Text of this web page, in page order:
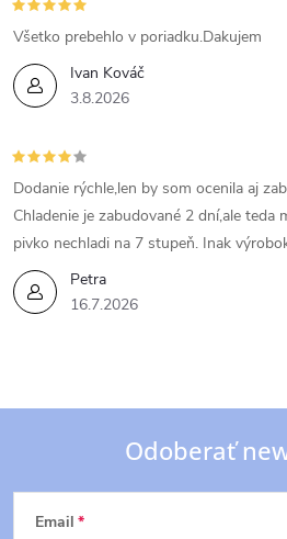
Ivan Kováč
3.8.2026
Všetko prebehlo v poriadku.Dakujem
Petra
16.7.2026
Dodanie rýchle,len by som ocenila aj
Chladenie je zabudované 2 dní,ale teda
pivko nechladi na 7 stupeň. Inak
Z
Odoberať
Email